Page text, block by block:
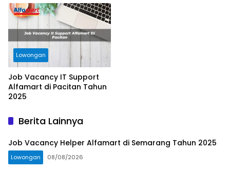
Lowongan
Job Vacancy IT Support
Alfamart di Pacitan Tahun
2025
Berita Lainnya
Job Vacancy Helper Alfamart di Semarang Tahun 2025
Lowongan 08/08/2026